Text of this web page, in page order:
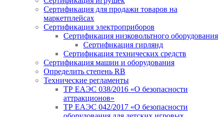
Сертификация для продажи товаров на
маркетплейсах
Сертификация электроприборов
Сертификация низковольтного оборудования
Сертификация гирлянд
Сертификация технических средств
Сертификация машин и оборудования
Определить степень RB
Технические регламенты
ТР ЕАЭС 038/2016 «О безопасности
аттракционов»
ТР ЕАЭС 042/2017 «О безопасности